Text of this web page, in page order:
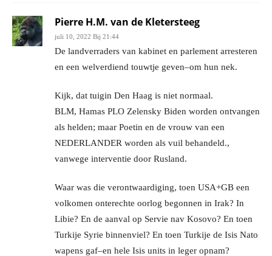
Pierre H.M. van de Kletersteeg
juli 10, 2022 Bij 21:44
De landverraders van kabinet en parlement arresteren
en een welverdiend touwtje geven–om hun nek.
Kijk, dat tuigin Den Haag is niet normaal.
BLM, Hamas PLO Zelensky Biden worden ontvangen
als helden; maar Poetin en de vrouw van een
NEDERLANDER worden als vuil behandeld.,
vanwege interventie door Rusland.
Waar was die verontwaardiging, toen USA+GB een
volkomen onterechte oorlog begonnen in Irak? In
Libie? En de aanval op Servie nav Kosovo? En toen
Turkije Syrie binnenviel? En toen Turkije de Isis Nato
wapens gaf–en hele Isis units in leger opnam?